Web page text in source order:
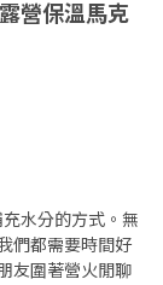
營保溫馬克
水分的方式。無
們都需要時間好
友圍著營火閒聊